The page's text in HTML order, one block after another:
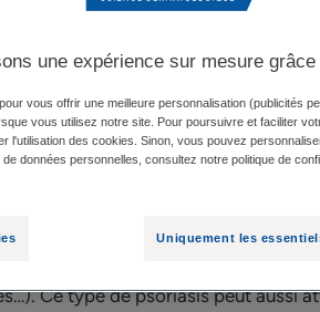
QUI GÈNENT
les organes génitaux chez
Ce type de psoriasis peut aussi
une expérience sur mesure
vous offrir une meilleure personnalisation (publicités
vous utilisez notre site. Pour poursuivre et faciliter
l'utilisation des cookies. Sinon, vous pouvez
données personnelles, consultez notre politique de
Uniquement les